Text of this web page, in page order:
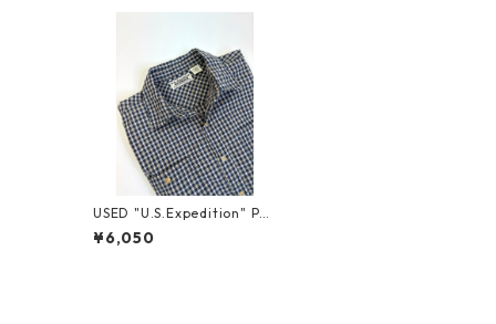
USED "U.S.Expedition" PLA
ID S/S SHIRT
¥6,050